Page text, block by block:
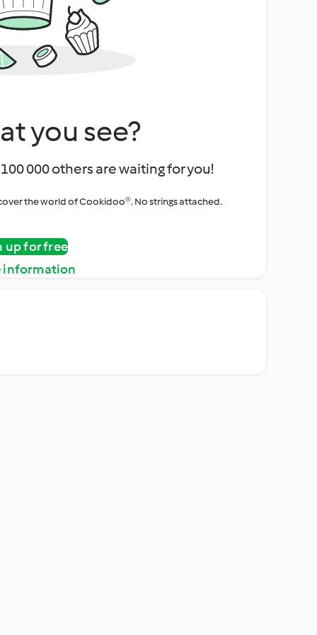
you see?
000 others are waiting for you!
the world of Cookidoo®. No strings attached.
up for free
information